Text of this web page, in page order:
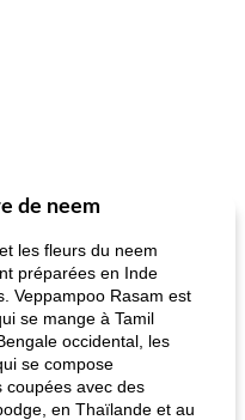
de neem
les fleurs du neem
préparées en Inde
Veppampoo Rasam est
se mange à Tamil
occidental, les
se compose
coupées avec des
en Thaïlande et au